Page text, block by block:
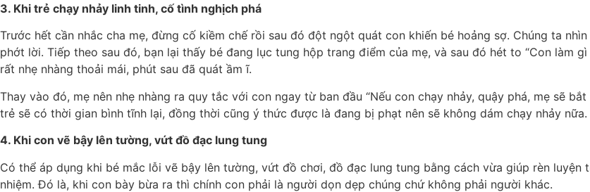
3. Khi trẻ chạy nhảy linh tinh, cố tình nghịch phá
Trước hết cần nhắc cha mẹ, đừng cố kiềm chế rồi sau đó đột ngột quát con khiến bé hoảng sợ. Chúng ta
phớt lời. Tiếp theo sau đó, bạn lại thấy bé đang lục tung hộp trang điểm của mẹ, và sau đó hét to “Con làm
rất nhẹ nhàng thoải mái, phút sau đã quát ầm ĩ.
Thay vào đó, mẹ nên nhẹ nhàng ra quy tắc với con ngay từ ban đầu “Nếu con chạy nhảy, quậy phá, mẹ sẽ
trẻ sẽ có thời gian bình tĩnh lại, đồng thời cũng ý thức được là đang bị phạt nên sẽ không dám chạy nhảy nữa.
4. Khi con vẽ bậy lên tường, vứt đồ đạc lung tung
Có thể áp dụng khi bé mắc lỗi vẽ bậy lên tường, vứt đồ chơi, đồ đạc lung tung bằng cách vừa giúp rèn
nhiệm. Đó là, khi con bày bừa ra thì chính con phải là người dọn dẹp chúng chứ không phải người khác.